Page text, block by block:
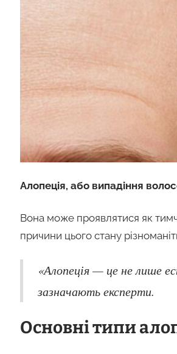
Алопеція, або випадіння
Вона може проявлятися як
причини цього стану
«Алопеція — це не лише
зазначають експерти.
Основні типи